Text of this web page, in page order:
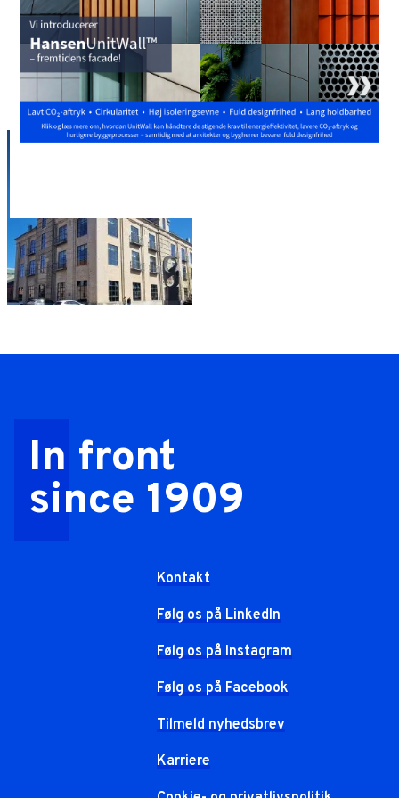
Tag et kig på vores portefølje af HSHansen
referenceprojekter, både indenlands og
udenlands, for yderligere inspiration.
In front
since 1909
Kontakt
Følg os på LinkedIn
Følg os på Instagram
Følg os på Facebook
Tilmeld nyhedsbrev
Karriere